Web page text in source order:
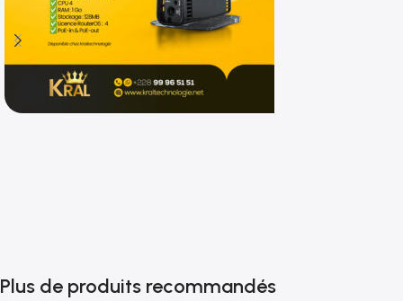
Plus de produits recommandés